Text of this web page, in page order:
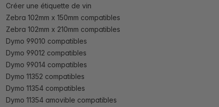
Créer une étiquette de vin
Zebra 102mm x 150mm compatibles
Zebra 102mm x 210mm compatibles
Dymo 99010 compatibles
Dymo 99012 compatibles
Dymo 99014 compatibles
Dymo 11352 compatibles
Dymo 11354 compatibles
Dymo 11354 amovible compatibles